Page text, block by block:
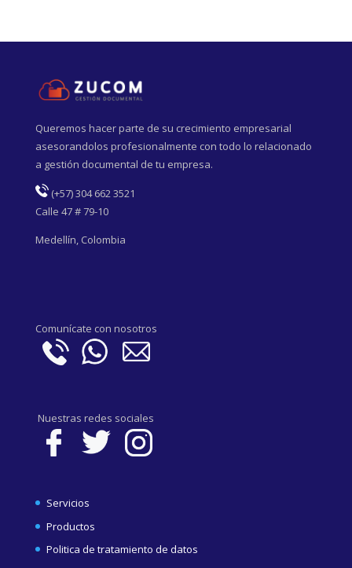
Queremos hacer parte de su crecimiento empresarial
asesorandolos profesionalmente con todo lo relacionado
a gestión documental de tu empresa.
(+57) 304 662 3521
Calle 47 # 79-10
Medellín, Colombia
Comunícate con nosotros
Nuestras redes sociales
Servicios
Productos
Politica de tratamiento de datos